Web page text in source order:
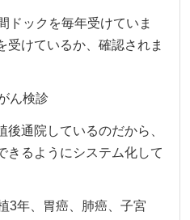
ドックを毎年受けていま
受けているか、確認されま
ん検診
通院しているのだから、
きるようにシステム化して
3年、胃癌、肺癌、子宮